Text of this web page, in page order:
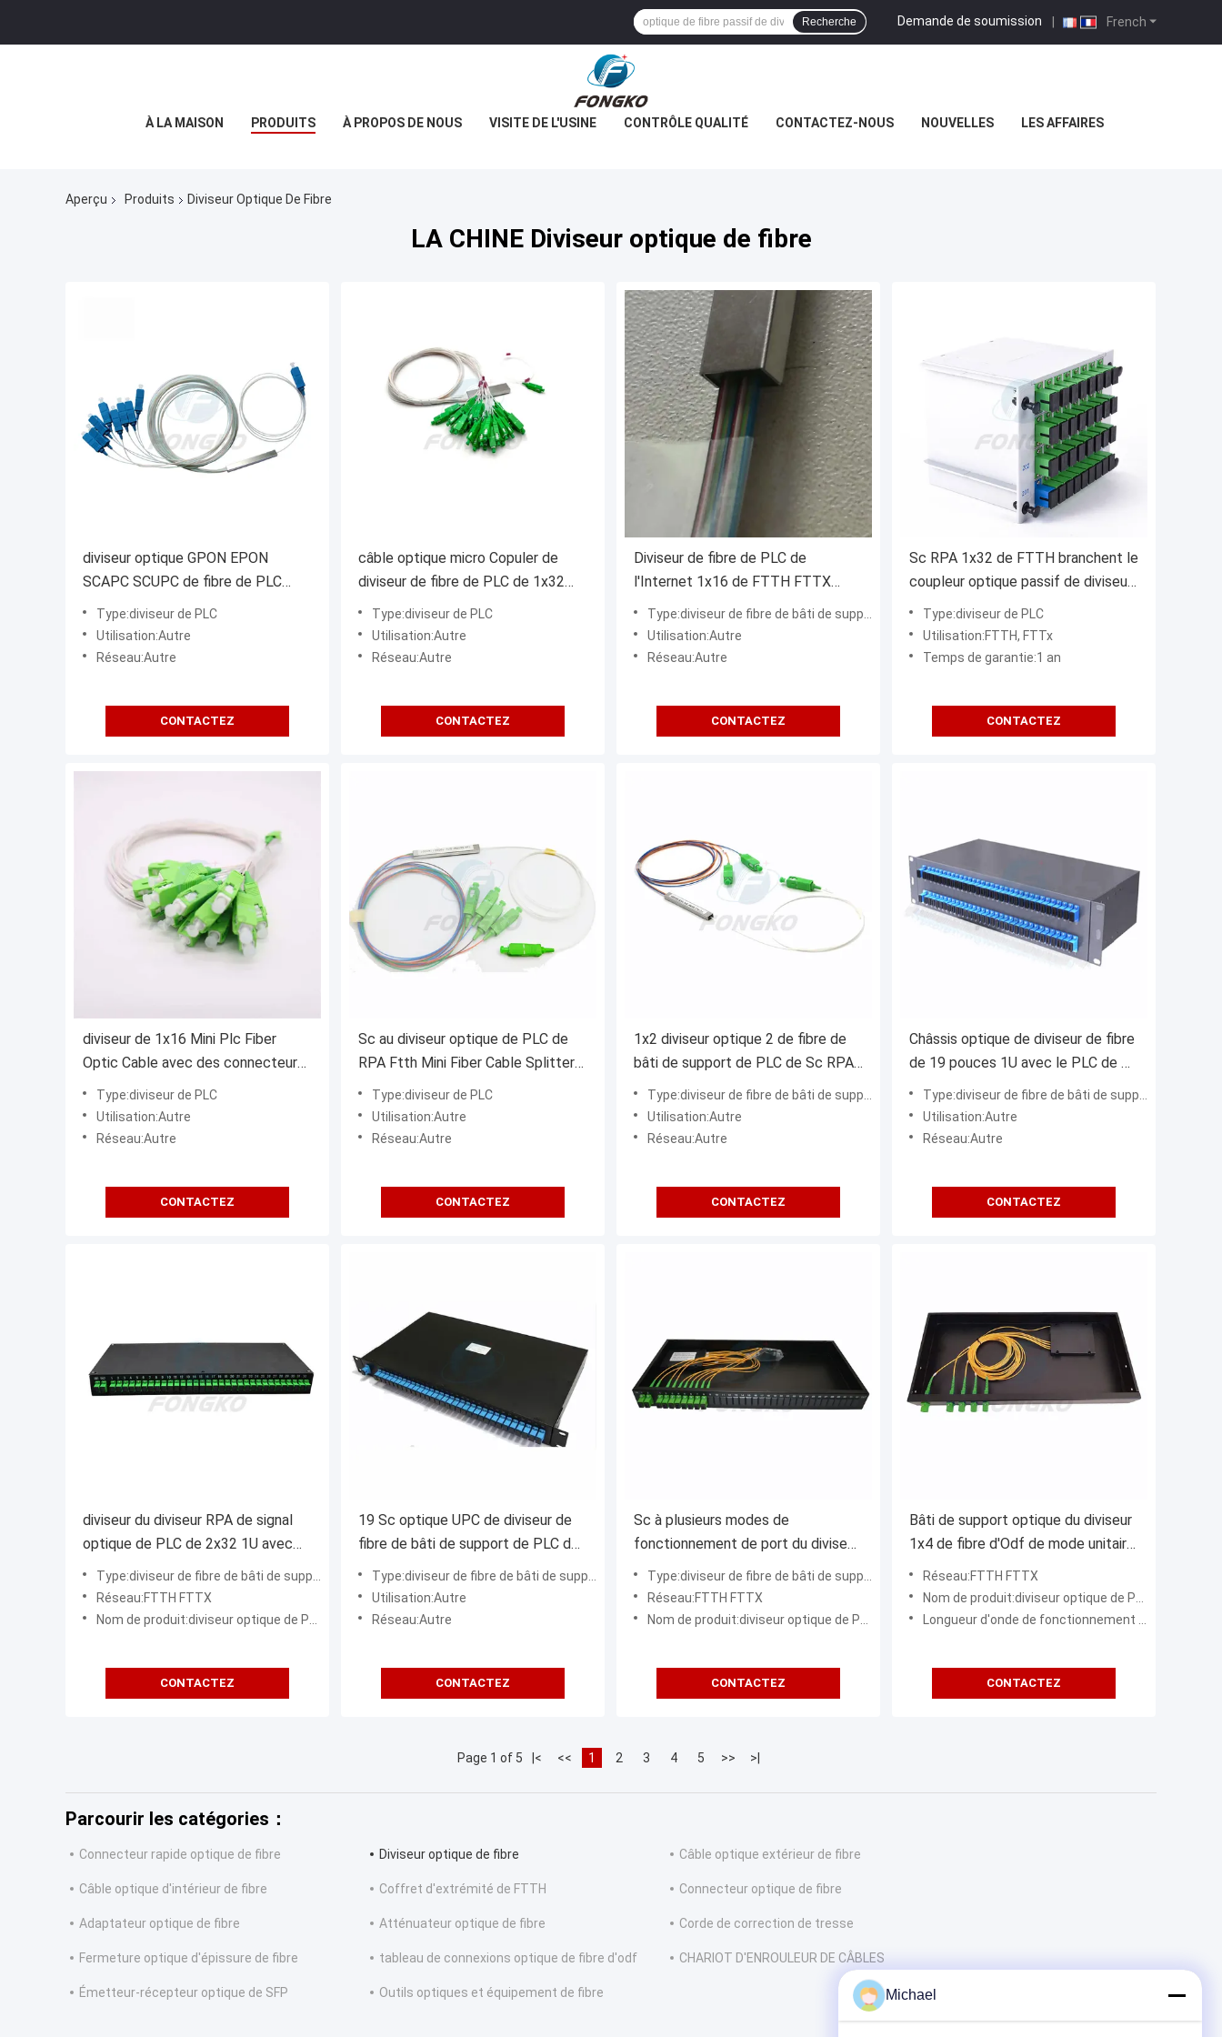
French
Demande de soumission |
Recherche
À LA MAISON PRODUITS À PROPOS DE NOUS VISITE DE L'USINE CONTRÔLE QUALITÉ CONTACTEZ-NOUS NOUVELLES LES AFFAIRES
Aperçu Produits Diviseur Optique De Fibre
LA CHINE Diviseur optique de fibre
diviseur optique GPON EPON
SCAPC SCUPC de fibre de PLC
FTTH du noyau 1x8 8
Type:diviseur de PLC
Utilisation:Autre
Réseau:Autre
CONTACTEZ
câble optique micro Copuler de
diviseur de fibre de PLC de 1x32
0.9mm FTTH
Type:diviseur de PLC
Utilisation:Autre
Réseau:Autre
CONTACTEZ
Diviseur de fibre de PLC de
l'Internet 1x16 de FTTH FTTX
avec des connecteurs
Type:diviseur de fibre de bâti de support
Utilisation:Autre
Réseau:Autre
CONTACTEZ
Sc RPA 1x32 de FTTH branchent le
coupleur optique passif de diviseur
extérieur de fibre
Type:diviseur de PLC
Utilisation:FTTH, FTTx
Temps de garantie:1 an
CONTACTEZ
diviseur de 1x16 Mini Plc Fiber
Optic Cable avec des connecteurs
de Sc/Apc
Type:diviseur de PLC
Utilisation:Autre
Réseau:Autre
CONTACTEZ
Sc au diviseur optique de PLC de
RPA Ftth Mini Fiber Cable Splitter
1x4Type:diviseur de PLC
Utilisation:Autre
Réseau:Autre
CONTACTEZ
1x2 diviseur optique 2 de fibre de
bâti de support de PLC de Sc RPA
dans 1
Type:diviseur de fibre de bâti de support
Utilisation:Autre
Réseau:Autre
CONTACTEZ
Châssis optique de diviseur de fibre
de 19 pouces 1U avec le PLC de Sc
RPA du connecteur 1x64
Type:diviseur de fibre de bâti de support
Utilisation:Autre
Réseau:Autre
CONTACTEZ
diviseur du diviseur RPA de signal
optique de PLC de 2x32 1U avec
des adaptateurs de Sc 19 pouces
Type:diviseur de fibre de bâti de support
Réseau:FTTH FTTX
Nom de produit:diviseur optique de PLC de fibre de bâti de support 2*32
CONTACTEZ
19 Sc optique UPC de diviseur de
fibre de bâti de support de PLC de
pouce 1x32
Type:diviseur de fibre de bâti de support
Utilisation:Autre
Réseau:Autre
CONTACTEZ
Sc à plusieurs modes de
fonctionnement de port du diviseur
2x8 de fibre de manière de bâti de
support 2 au RPA
Type:diviseur de fibre de bâti de support
Réseau:FTTH FTTX
Nom de produit:diviseur optique de PLC de fibre de bâti de support de 1*8 2*8
CONTACTEZ
Bâti de support optique du diviseur
1x4 de fibre d'Odf de mode unitaire
de Ftth
Réseau:FTTH FTTX
Nom de produit:diviseur optique de PLC de fibre de bâti de support 1*4
Longueur d'onde de fonctionnement (nanomètre):1260~1620nm
CONTACTEZ
Page 1 of 5 |< << 1 2 3 4 5 >> >|
Parcourir les catégories：
Connecteur rapide optique de fibre Diviseur optique de fibre Câble optique extérieur de fibre
Câble optique d'intérieur de fibre Coffret d'extrémité de FTTH Connecteur optique de fibre
Adaptateur optique de fibre Atténuateur optique de fibre Corde de correction de tresse
Fermeture optique d'épissure de fibre tableau de connexions optique de fibre d'odf CHARIOT D'ENROULEUR DE CÂBLES
Émetteur-récepteur optique de SFP Outils optiques et équipement de fibre Michael